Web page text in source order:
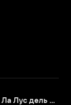
Обнародовано: Выжившие в Ла Лус дель Мундо